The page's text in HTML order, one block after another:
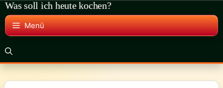
Zum
Inhalt
springen
Was soll ich heute kochen?
Menü